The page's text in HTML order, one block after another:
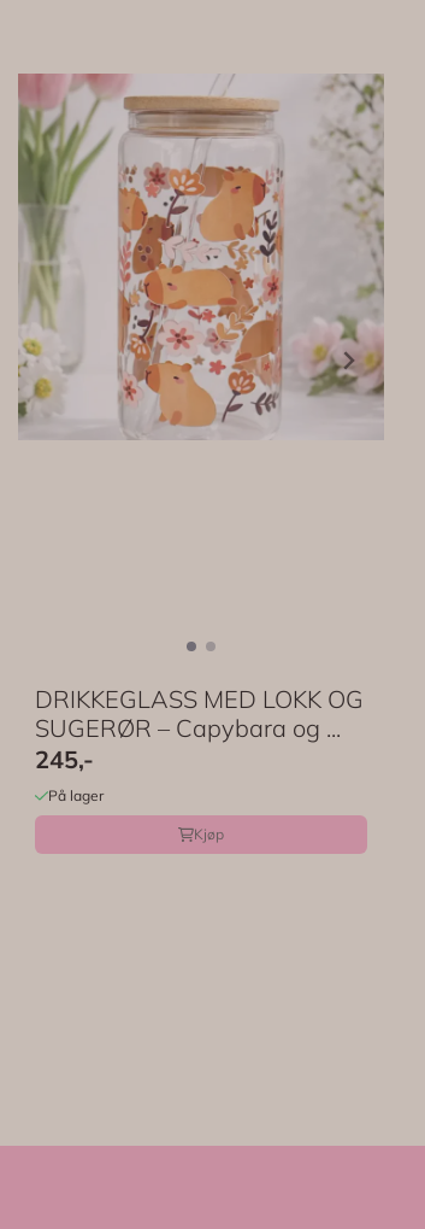
DRIKKEGLASS MED LOKK OG
SUGERØR – Capybara og ...
245,-
På lager
Kjøp